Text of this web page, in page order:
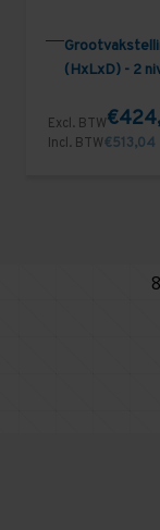
(HxLxD) - 2
Excl. BTW
Incl. BTW€513,04